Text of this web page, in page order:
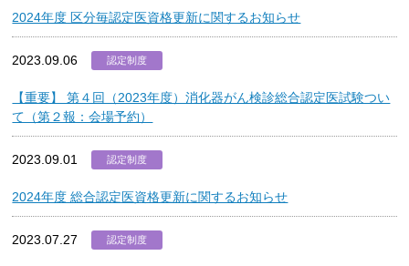
2024年度 区分毎認定医資格更新に関するお知らせ
2023.09.06 認定制度
【重要】 第４回（2023年度）消化器がん検診総合認定医試験つい
て（第２報：会場予約）
2023.09.01 認定制度
2024年度 総合認定医資格更新に関するお知らせ
2023.07.27 認定制度